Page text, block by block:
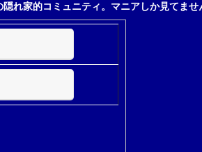
れ家的コミュニティ。マニアしか見てませ